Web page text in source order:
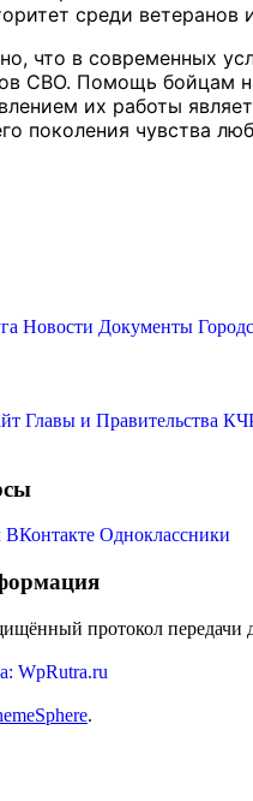
среди ветеранов
что в современных
СВО. Помощь бойцам
их работы
поколения чувства
Новости Документы
Главы и Правительства
ВКонтакте Одноклассники
протокол передачи
WpRutra.ru
.